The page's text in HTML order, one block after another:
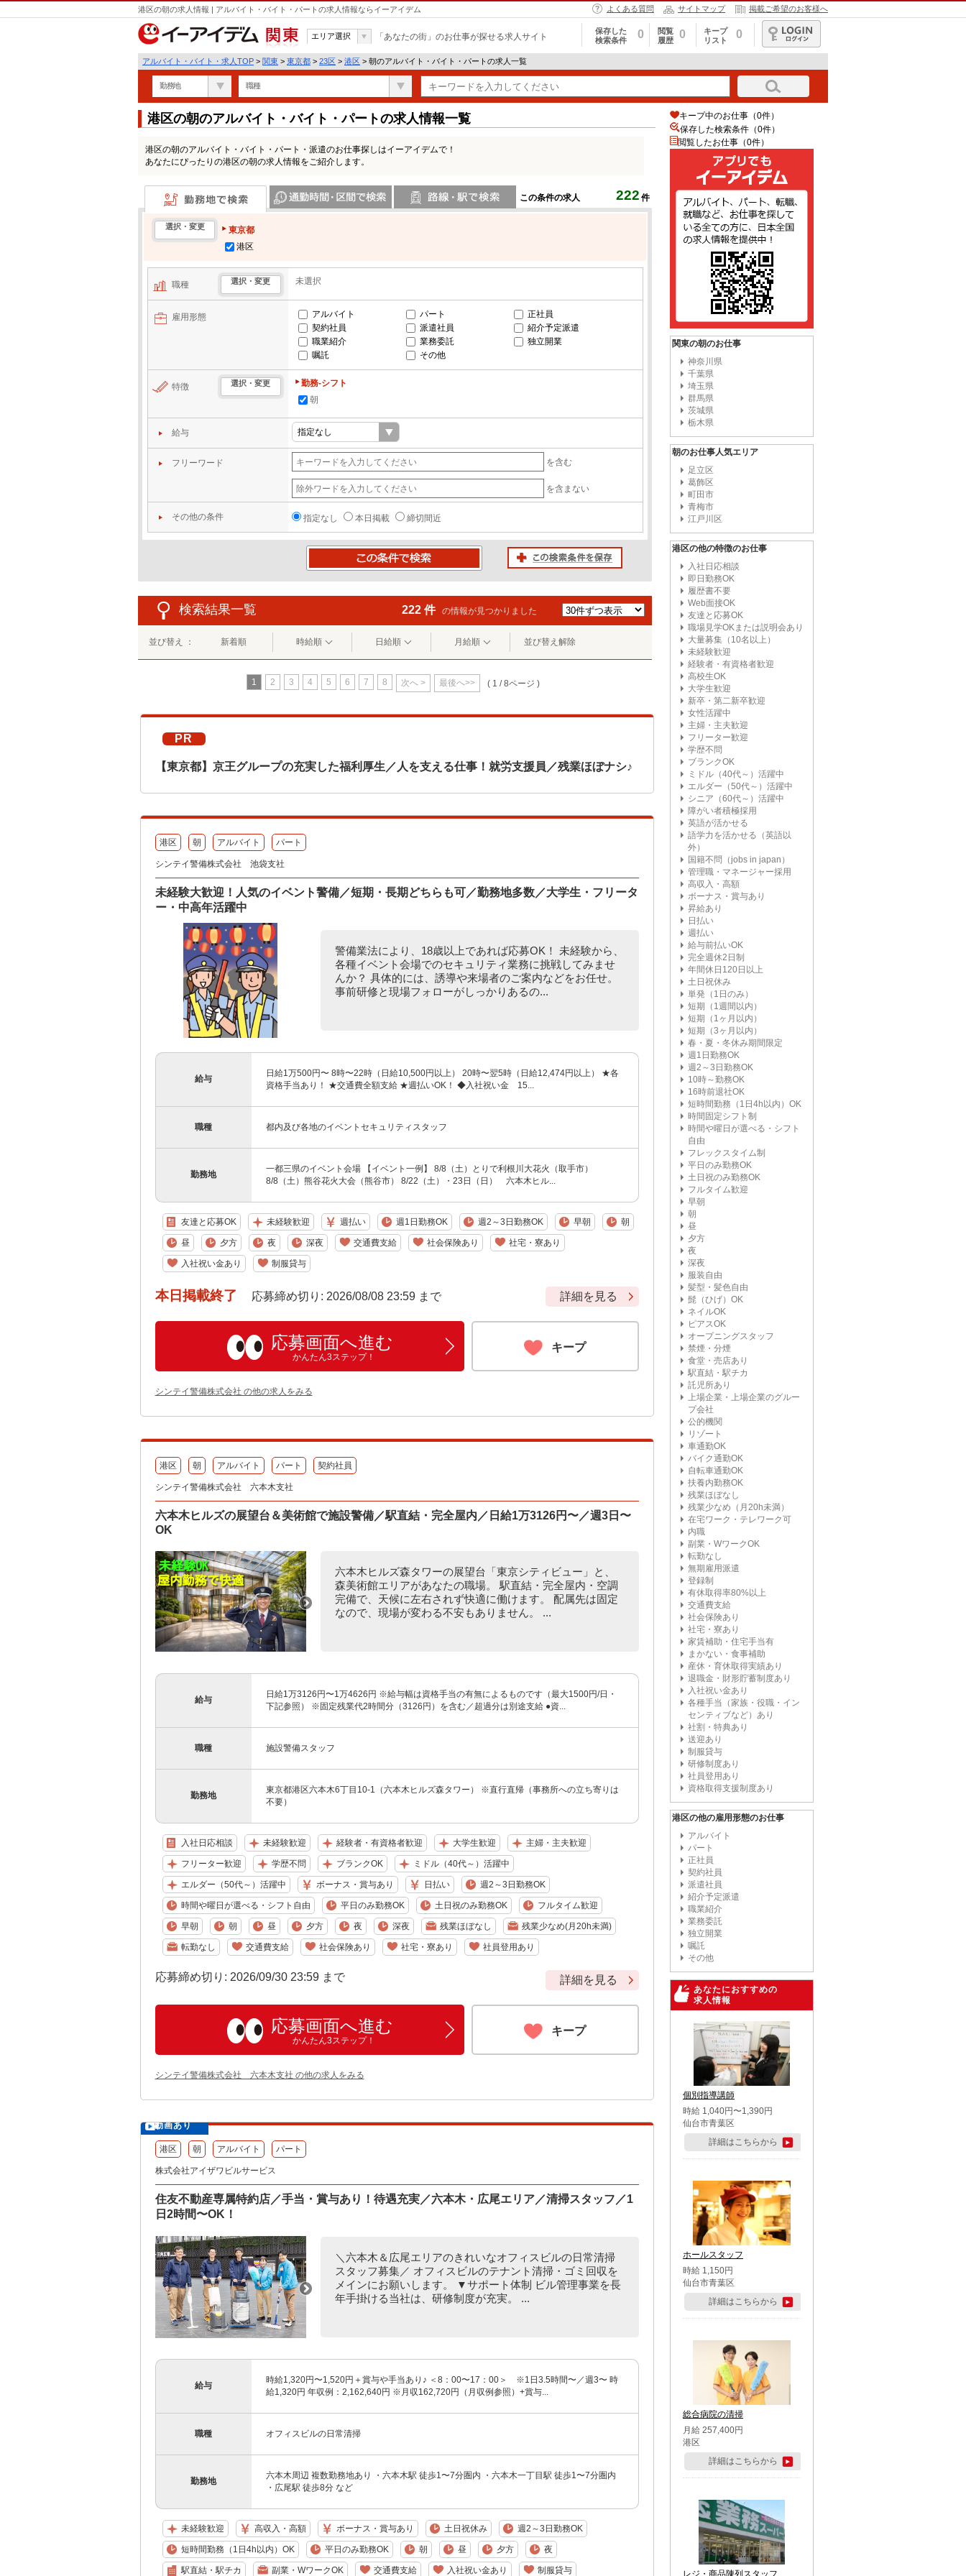
港区の朝の求人情報 | アルバイト・バイト・パートの求人情報ならイーアイデム よくある質問 サイトマップ 掲載ご希望のお客様へ
関東
エリア選択 「あなたの街」のお仕事が探せる求人サイト
保存した
検索条件
0
閲覧
履歴
0
キープ
リスト
0
ログイン
アルバイト・バイト・求人TOP > 関東 > 東京都 > 23区 > 港区 > 朝のアルバイト・バイト・パートの求人一覧
勤務地 職種
港区の朝のアルバイト・バイト・パートの求人情報一覧
港区の朝のアルバイト・バイト・パート・派遣のお仕事探しはイーアイデムで！
あなたにぴったりの港区の朝の求人情報をご紹介します。
この条件の求人 222 件
勤務地で検索
選択・変更
東京都
港区
職種 選択・変更 未選択
雇用形態 アルバイト パート
正社員
契約社員
派遣社員
紹介予定派遣
職業紹介
業務委託
独立開業
嘱託
その他
特徴 選択・変更
勤務-シフト
朝
給与
フリーワード を含む
を含まない
その他の条件 指定なし 本日掲載 締切間近
検索結果一覧 222 件 の情報が見つかりました
並び替え ： 新着順 時給順 日給順 月給順 並び替え解除
1 2 3 4 5 6 7 8 次へ > 最後へ>> ( 1 / 8ページ )
PR
【東京都】京王グループの充実した福利厚生／人を支える仕事！就労支援員／残業ほぼナシ♪
港区 朝 アルバイト パート
シンテイ警備株式会社 池袋支社
未経験大歓迎！人気のイベント警備／短期・長期どちらも可／勤務地多数／大学生・フリータ
ー・中高年活躍中
警備業法により、18歳以上であれば応募OK！ 未経験から、
各種イベント会場でのセキュリティ業務に挑戦してみませ
んか？ 具体的には、誘導や来場者のご案内などをお任せ。
事前研修と現場フォローがしっかりあるの...
給与
日給1万500円〜 8時〜22時（日給10,500円以上） 20時〜翌5時（日給12,474円以上） ★各
資格手当あり！ ★交通費全額支給 ★週払いOK！ ◆入社祝い金 15...
職種 都内及び各地のイベントセキュリティスタッフ
勤務地
一都三県のイベント会場 【イベント一例】 8/8（土）とりで利根川大花火（取手市）
8/8（土）熊谷花火大会（熊谷市） 8/22（土）・23日（日） 六本木ヒル...
友達と応募OK 未経験歓迎 週払い 週1日勤務OK 週2～3日勤務OK 早朝 朝
昼 夕方 夜 深夜 交通費支給 社会保険あり 社宅・寮あり
入社祝い金あり 制服貸与
本日掲載終了 応募締め切り: 2026/08/08 23:59 まで 詳細を見る
応募画面へ進む
かんたん3ステップ！
キープ
シンテイ警備株式会社 の他の求人をみる
港区 朝 アルバイト パート 契約社員
シンテイ警備株式会社 六本木支社
六本木ヒルズの展望台＆美術館で施設警備／駅直結・完全屋内／日給1万3126円〜／週3日〜
OK
六本木ヒルズ森タワーの展望台「東京シティビュー」と、
森美術館エリアがあなたの職場。 駅直結・完全屋内・空調
完備で、天候に左右されず快適に働けます。 配属先は固定
なので、現場が変わる不安もありません。 ...
給与
日給1万3126円〜1万4626円 ※給与幅は資格手当の有無によるものです（最大1500円/日・
下記参照） ※固定残業代2時間分（3126円）を含む／超過分は別途支給 ●資...
職種 施設警備スタッフ
勤務地
東京都港区六本木6丁目10-1（六本木ヒルズ森タワー） ※直行直帰（事務所への立ち寄りは
不要）
入社日応相談 未経験歓迎 経験者・有資格者歓迎 大学生歓迎 主婦・主夫歓迎
フリーター歓迎 学歴不問 ブランクOK ミドル（40代～）活躍中
エルダー（50代～）活躍中 ボーナス・賞与あり 日払い 週2～3日勤務OK
時間や曜日が選べる・シフト自由 平日のみ勤務OK 土日祝のみ勤務OK フルタイム歓迎
早朝 朝 昼 夕方 夜 深夜 残業ほぼなし 残業少なめ(月20h未満)
転勤なし 交通費支給 社会保険あり 社宅・寮あり 社員登用あり
応募締め切り: 2026/09/30 23:59 まで 詳細を見る
応募画面へ進む
かんたん3ステップ！
キープ
シンテイ警備株式会社 六本木支社 の他の求人をみる
動画あり
港区 朝 アルバイト パート
株式会社アイザワビルサービス
住友不動産専属特約店／手当・賞与あり！待遇充実／六本木・広尾エリア／清掃スタッフ／1
日2時間〜OK！
＼六本木＆広尾エリアのきれいなオフィスビルの日常清掃
スタッフ募集／ オフィスビルのテナント清掃・ゴミ回収を
メインにお願いします。 ▼サポート体制 ビル管理事業を長
年手掛ける当社は、研修制度が充実。 ...
給与
時給1,320円〜1,520円＋賞与や手当あり♪ ＜8：00〜17：00＞ ※1日3.5時間〜／週3〜 時
給1,320円 年収例：2,162,640円 ※月収162,720円（月収例参照）+賞与...
職種 オフィスビルの日常清掃
勤務地
六本木周辺 複数勤務地あり ・六本木駅 徒歩1〜7分圏内 ・六本木一丁目駅 徒歩1〜7分圏内
・広尾駅 徒歩8分 など
未経験歓迎 高収入・高額 ボーナス・賞与あり 土日祝休み 週2～3日勤務OK
短時間勤務（1日4h以内）OK 平日のみ勤務OK 朝 昼 夕方 夜
駅直結・駅チカ 副業・WワークOK 交通費支給 入社祝い金あり 制服貸与
キープ中のお仕事（0件）
保存した検索条件（0件）
閲覧したお仕事（0件）
関東の朝のお仕事
神奈川県
千葉県
埼玉県
群馬県
茨城県
栃木県
朝のお仕事人気エリア
足立区
葛飾区
町田市
青梅市
江戸川区
港区の他の特徴のお仕事
入社日応相談
即日勤務OK
履歴書不要
Web面接OK
友達と応募OK
職場見学OKまたは説明会あり
大量募集（10名以上）
未経験歓迎
経験者・有資格者歓迎
高校生OK
大学生歓迎
新卒・第二新卒歓迎
女性活躍中
主婦・主夫歓迎
フリーター歓迎
学歴不問
ブランクOK
ミドル（40代～）活躍中
エルダー（50代～）活躍中
シニア（60代～）活躍中
障がい者積極採用
英語が活かせる
語学力を活かせる（英語以
外）
国籍不問（jobs in japan）
管理職・マネージャー採用
高収入・高額
ボーナス・賞与あり
昇給あり
日払い
週払い
給与前払いOK
完全週休2日制
年間休日120日以上
土日祝休み
単発（1日のみ）
短期（1週間以内）
短期（1ヶ月以内）
短期（3ヶ月以内）
春・夏・冬休み期間限定
週1日勤務OK
週2～3日勤務OK
10時～勤務OK
16時前退社OK
短時間勤務（1日4h以内）OK
時間固定シフト制
時間や曜日が選べる・シフト
自由
フレックスタイム制
平日のみ勤務OK
土日祝のみ勤務OK
フルタイム歓迎
早朝
朝
昼
夕方
夜
深夜
服装自由
髪型・髪色自由
髭（ひげ）OK
ネイルOK
ピアスOK
オープニングスタッフ
禁煙・分煙
食堂・売店あり
駅直結・駅チカ
託児所あり
上場企業・上場企業のグルー
プ会社
公的機関
リゾート
車通勤OK
バイク通勤OK
自転車通勤OK
扶養内勤務OK
残業ほぼなし
残業少なめ（月20h未満）
在宅ワーク・テレワーク可
内職
副業・WワークOK
転勤なし
無期雇用派遣
登録制
有休取得率80%以上
交通費支給
社会保険あり
社宅・寮あり
家賃補助・住宅手当有
まかない・食事補助
産休・育休取得実績あり
退職金・財形貯蓄制度あり
入社祝い金あり
各種手当（家族・役職・イン
センティブなど）あり
社割・特典あり
送迎あり
制服貸与
研修制度あり
社員登用あり
資格取得支援制度あり
港区の他の雇用形態のお仕事
アルバイト
パート
正社員
契約社員
派遣社員
紹介予定派遣
職業紹介
業務委託
独立開業
嘱託
その他
あなたにおすすめの
求人情報
個別指導講師
時給 1,040円〜1,390円
仙台市青葉区
詳細はこちらから
ホールスタッフ
時給 1,150円
仙台市青葉区
詳細はこちらから
総合病院の清掃
月給 257,400円
港区
詳細はこちらから
レジ・商品陳列スタッフ